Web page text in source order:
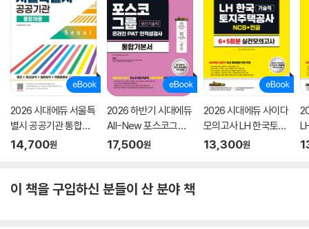
2026 시대에듀 서울특
별시 공공기관 통합채
용 NCS+최신상식+일
14,700원
2026 하반기 시대에듀
All-New 포스코그룹
온라인 PAT 생산기술
17,500원
2026 시대에듀 사이다
모의고사 LH 한국토지
주택공사 기술직 NCS
13,300원
이 책을 구입하신 분들이 산 분야 책